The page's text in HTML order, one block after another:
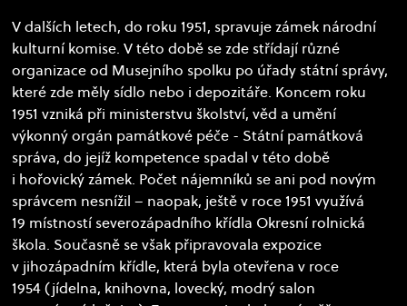
V dalších letech, do roku 1951, spravuje zámek národní
kulturní komise. V této době se zde střídají různé
organizace od Musejního spolku po úřady státní správy,
které zde měly sídlo nebo i depozitáře. Koncem roku
1951 vzniká při ministerstvu školství, věd a umění
výkonný orgán památkové péče - Státní památková
správa, do jejíž kompetence spadal v této době
i hořovický zámek. Počet nájemníků se ani pod novým
správcem nesnížil – naopak, ještě v roce 1951 využívá
19 místností severozápadního křídla Okresní rolnická
škola. Současně se však připravovala expozice
v jihozápadním křídle, která byla otevřena v roce
1954 (jídelna, knihovna, lovecký, modrý salon